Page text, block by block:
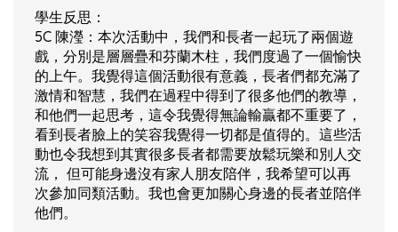
學生反思：
5C 陳瀅：本次活動中，我們和長者一起玩了兩個遊
戲，分別是層層疊和芬蘭木柱，我們度過了一個愉快
的上午。我覺得這個活動很有意義，長者們都充滿了
激情和智慧，我們在過程中得到了很多他們的教導，
和他們一起思考，這令我覺得無論輸贏都不重要了，
看到長者臉上的笑容我覺得一切都是值得的。這些活
動也令我想到其實很多長者都需要放鬆玩樂和別人交
流， 但可能身邊沒有家人朋友陪伴，我希望可以再
次參加同類活動。我也會更加關心身邊的長者並陪伴
他們。